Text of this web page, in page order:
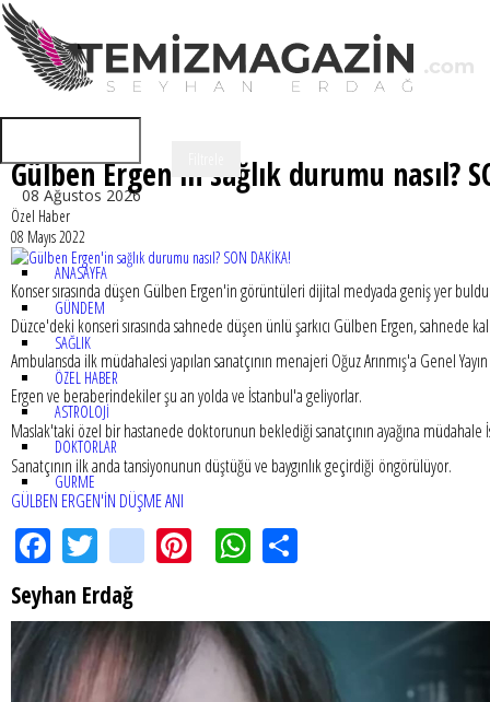
08 Ağustos 2026
ANASAYFA
GÜNDEM
SAĞLIK
ÖZEL HABER
ASTROLOJİ
DOKTORLAR
GURME
Gülben Ergen'in sağlık durumu nasıl?
Özel Haber
08 Mayıs 2022
Konser sırasında düşen Gülben Ergen'in görüntüleri dijital medyada geniş yer
Düzce'deki konseri sırasında sahnede düşen ünlü şarkıcı Gülben Ergen, sahnede
Ambulansda ilk müdahalesi yapılan sanatçının menajeri Oğuz Arınmış'a Genel
Ergen ve beraberindekiler şu an yolda ve İstanbul'a geliyorlar.
Maslak'taki özel bir hastanede doktorunun beklediği sanatçının ayağına müdahale
Sanatçının ilk anda tansiyonunun düştüğü ve baygınlık geçirdiği öngörülüyor.
GÜLBEN ERGEN'İN DÜŞME ANI
FacebookTwitterinstagramPinterestWhatsApp
Seyhan Erdağ